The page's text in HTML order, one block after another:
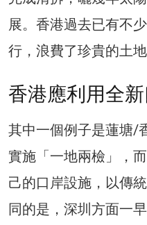
展。香港過去已有不
行，浪費了珍貴的土
香港應利用全
其中一個例子是蓮塘/
實施「一地兩檢」，
己的口岸設施，以傳
同的是，深圳方面一